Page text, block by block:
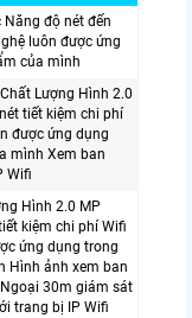
Năng độ nét đến
luôn được ứng
của mình
Lượng Hình 2.0
tiết kiệm chi phí
được ứng dụng
mình Xem ban
Wifi
Hình 2.0 MP
kiệm chi phí Wifi
ứng dụng trong
Hình ảnh xem ban
30m giám sát
trang bị IP Wifi